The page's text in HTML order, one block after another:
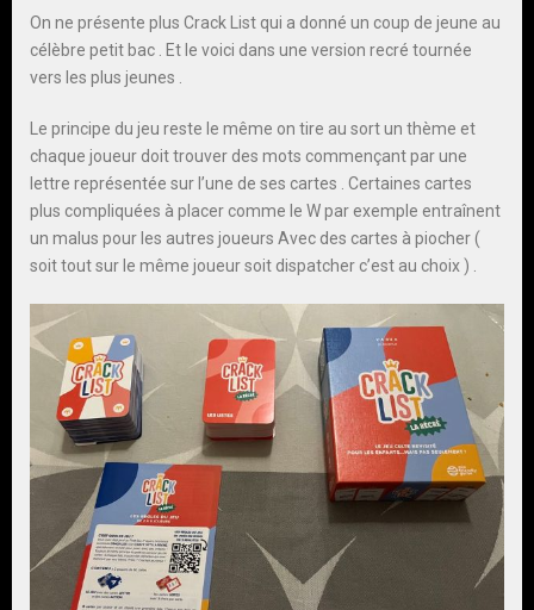
On ne présente plus Crack List qui a donné un coup de jeune au
célèbre petit bac . Et le voici dans une version recré tournée
vers les plus jeunes .
Le principe du jeu reste le même on tire au sort un thème et
chaque joueur doit trouver des mots commençant par une
lettre représentée sur l’une de ses cartes . Certaines cartes
plus compliquées à placer comme le W par exemple entraînent
un malus pour les autres joueurs Avec des cartes à piocher (
soit tout sur le même joueur soit dispatcher c’est au choix ) .